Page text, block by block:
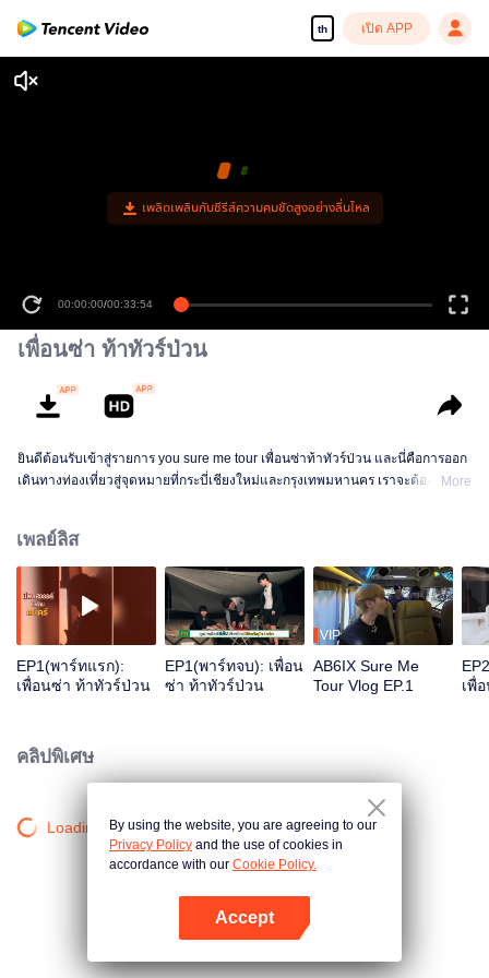
th เปิด APP
เพลิดเพลินกับซีรีส์ความคมชัดสูงอย่างลื่นไหล
00:00:00/00:33:54
เพื่อนซ่า ท้าทัวร์ป่วน
ยินดีต้อนรับเข้าสู่รายการ you sure me tour เพื่อนซ่าท้าทัวร์ป่วน และนี่คือการออก
เดินทางท่องเที่ยวสู่จุดหมายที่กระบี่เชียงใหม่และกรุงเทพมหานคร เราจะต้อง ทำMore
เพลย์ลิส
EP1(พาร์ทแรก):
เพื่อนซ่า ท้าทัวร์ป่วน
EP1(พาร์ทจบ): เพื่อน
ซ่า ท้าทัวร์ป่วน
VIP
AB6IX Sure Me
Tour Vlog EP.1
เพื่
คลิปพิเศษ
Loading…By using the website, you are agreeing to our
Privacy Policy and the use of cookies in
accordance with our Cookie Policy.
Accept